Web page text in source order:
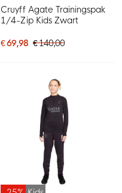
Cruyff Agate Trainingspak
1/4-Zip Kids Zwart
€ 69,98 € 140,00